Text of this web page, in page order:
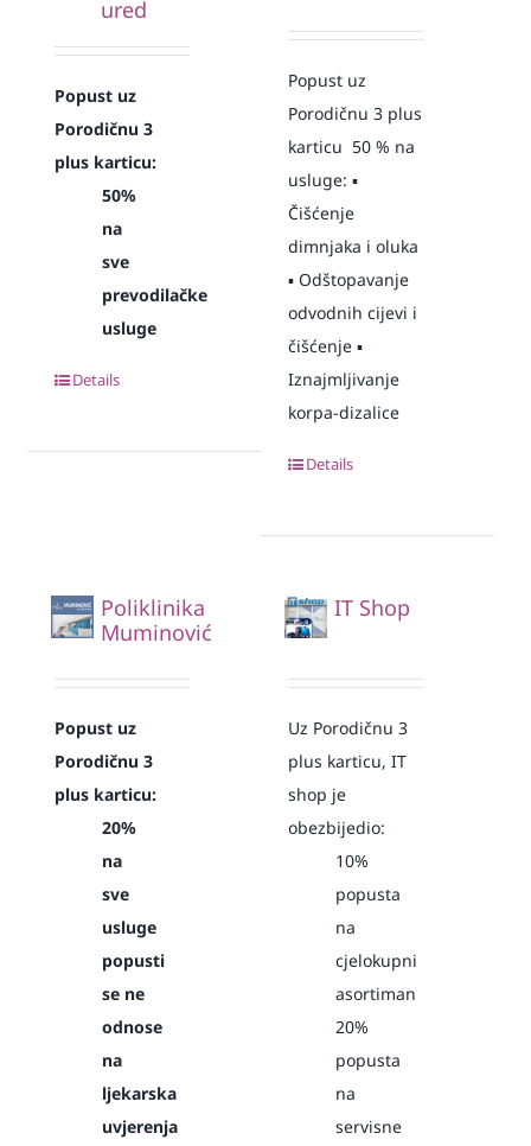
ured
Popust uz
Porodičnu 3
plus karticu:
50%
na
sve
prevodilačke
usluge
Details
Popust uz
Porodičnu 3 plus
karticu 50 % na
usluge: ▪️
Čišćenje
dimnjaka i oluka
▪️ Odštopavanje
odvodnih cijevi i
čišćenje ▪️
Iznajmljivanje
korpa-dizalice
Details
Poliklinika
Muminović
Popust uz
Porodičnu 3
plus karticu:
20%
na
sve
usluge
popusti
se ne
odnose
na
ljekarska
uvjerenja
IT Shop
Uz Porodičnu 3
plus karticu, IT
shop je
obezbijedio:
10%
popusta
na
cjelokupni
asortiman
20%
popusta
na
servisne